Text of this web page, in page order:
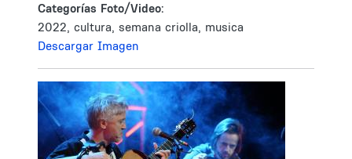
Categorías Foto/Video:
2022, cultura, semana criolla, musica
Descargar Imagen